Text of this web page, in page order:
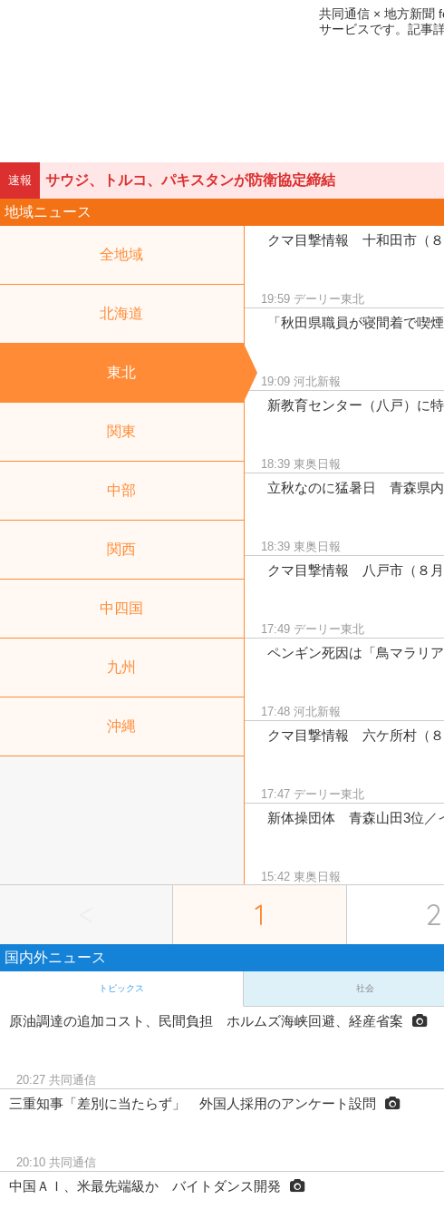
共同通信 × 地方新聞
サービスです。記事
速報 サウジ、トルコ、パキスタンが防衛協定締結
地域ニュース
全地域
北海道
東北
関東
中部
関西
中四国
九州
沖縄
クマ目撃情報 十和田市（８
19:59デーリー東北
「秋田県職員が寝間着で喫
19:09河北新報
新教育センター（八戸）に
18:39東奥日報
立秋なのに猛暑日 青森県
18:39東奥日報
クマ目撃情報 八戸市（８月
17:49デーリー東北
ペンギン死因は「鳥マラリ
17:48河北新報
クマ目撃情報 六ケ所村（８
17:47デーリー東北
新体操団体 青森山田3位／
15:42東奥日報
1 2
国内外ニュース
トピックス 社会
原油調達の追加コスト、民間負担 ホルムズ海峡回避、経産省案
20:27 共同通信
三重知事「差別に当たらず」 外国人採用のアンケート設問
20:10 共同通信
中国ＡＩ、米最先端級か バイトダンス開発